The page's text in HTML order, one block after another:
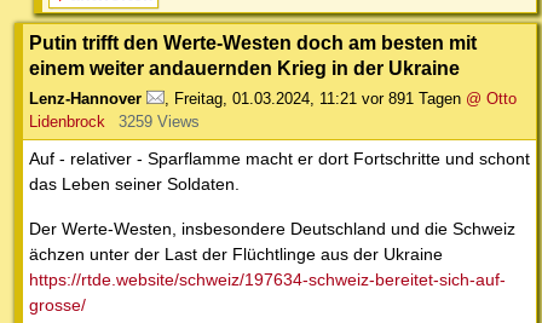
Putin trifft den Werte-Westen doch am besten mit
einem weiter andauernden Krieg in der Ukraine
Lenz-Hannover Freitag, 01.03.2024, 11:21 vor 891 Tagen @ Otto
Lidenbrock
3259 Views
Auf - relativer - Sparflamme macht er dort Fortschritte und schont
das Leben seiner Soldaten.
Der Werte-Westen, insbesondere Deutschland und die Schweiz
ächzen unter der Last der Flüchtlinge aus der Ukraine
https://rtde.website/schweiz/197634-schweiz-bereitet-sich-auf-
grosse/